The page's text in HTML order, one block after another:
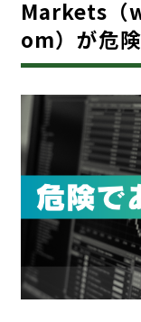
Markets
om）が危